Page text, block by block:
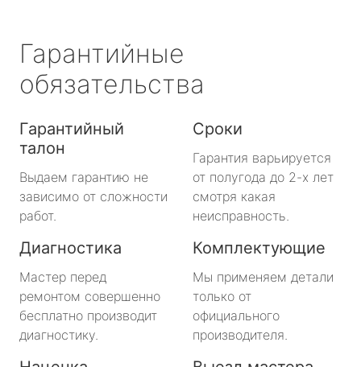
Гарантийные
обязательства
Гарантийный
талон
Выдаем гарантию не
зависимо от сложности
работ.
Сроки
Гарантия варьируется
от полугода до 2-х лет
смотря какая
неисправность.
Диагностика
Мастер перед
ремонтом совершенно
бесплатно производит
диагностику.
Комплектующие
Мы применяем детали
только от
официального
производителя.